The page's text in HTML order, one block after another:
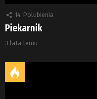
14 Polubienia
Piekarnik
3 lata temu